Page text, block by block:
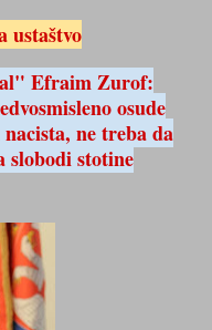
ustaštvo
Efraim Zurof:
osude
ne treba da
slobodi stotine